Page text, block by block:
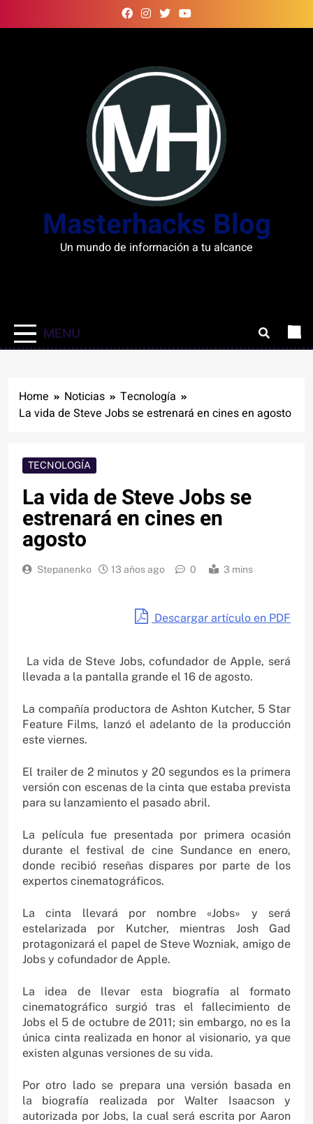
to
Masterhacks Blog
Un mundo de información a tu alcance
MENU
Home Noticias
Tecnología
La vida de Steve Jobs se estrenará en cines en agosto
TECNOLOGÍA
La vida de Steve Jobs se
estrenará en cines en
agosto
Stepanenko 13 años ago 0 3 mins
Descargar artículo en PDF
La vida de Steve Jobs, cofundador de Apple, será
llevada a la pantalla grande el 16 de agosto.
La compañía productora de Ashton Kutcher, 5 Star
Feature Films, lanzó el adelanto de la producción
este viernes.
El trailer de 2 minutos y 20 segundos es la primera
versión con escenas de la cinta que estaba prevista
para su lanzamiento el pasado abril.
La película fue presentada por primera ocasión
durante el festival de cine Sundance en enero,
donde recibió reseñas dispares por parte de los
expertos cinematográficos.
La cinta llevará por nombre «Jobs» y será
estelarizada por Kutcher, mientras Josh Gad
protagonizará el papel de Steve Wozniak, amigo de
Jobs y cofundador de Apple.
La idea de llevar esta biografía al formato
cinematográfico surgió tras el fallecimiento de
Jobs el 5 de octubre de 2011; sin embargo, no es la
única cinta realizada en honor al visionario, ya que
existen algunas versiones de su vida.
Por otro lado se prepara una versión basada en
la biografía realizada por Walter Isaacson y
autorizada por Jobs, la cual será escrita por Aaron